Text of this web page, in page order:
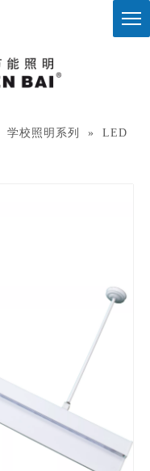
学校照明系列 »
LED